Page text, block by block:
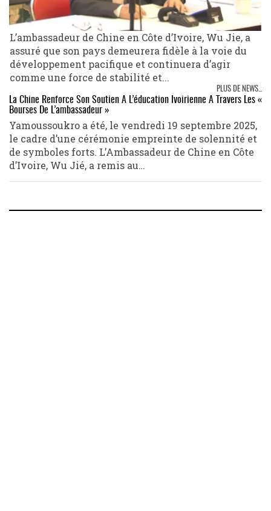
L’ambassadeur de Chine en Côte d’Ivoire, Wu Jie, a
assuré que son pays demeurera fidèle à la voie du
développement pacifique et continuera d’agir
comme une force de stabilité et...
PLUS DE NEWS...
La Chine Renforce Son Soutien À L’éducation Ivoirienne À Travers Les «
Bourses De L’ambassadeur »
Yamoussoukro a été, le vendredi 19 septembre 2025,
le cadre d’une cérémonie empreinte de solennité et
de symboles forts. L’Ambassadeur de Chine en Côte
d’Ivoire, Wu Jié, a remis au…